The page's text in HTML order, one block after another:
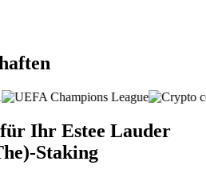
Ihr Estee Lauder
Staking